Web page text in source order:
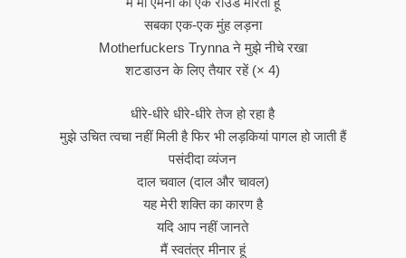
सबका एक-एक मुंह लड़ना
Motherfuckers Trynna ने मुझे नीचे रखा
शटडाउन के लिए तैयार रहें (× 4)
धीरे-धीरे धीरे-धीरे तेज हो रहा है
मुझे उचित त्वचा नहीं मिली है फिर भी लड़कियां पागल हो जाती हैं
पसंदीदा व्यंजन
दाल चवाल (दाल और चावल)
यह मेरी शक्ति का कारण है
यदि आप नहीं जानते
मैं स्वतंत्र मीनार हूं